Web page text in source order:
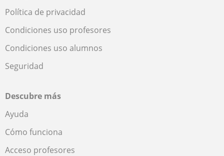
Política de privacidad
Condiciones uso profesores
Condiciones uso alumnos
Seguridad
Descubre más
Ayuda
Cómo funciona
Acceso profesores